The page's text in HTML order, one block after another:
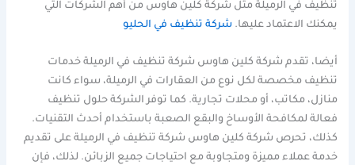
تنظيف في الرميلة مثل شركة كلين هاوس من أهم الشركات التي
يمكنك الاعتماد عليها.شركة تنظيف في الحليو
أيضا، تقدم شركة كلين هاوس شركة تنظيف في الرميلة خدمات
تنظيف مخصصة لكل نوع من العقارات في الرميلة، سواء كانت
منازل، مكاتب، أو محلات تجارية. كما توفر الشركة حلول تنظيف
فعالة لمكافحة الأوساخ والبقع الصعبة باستخدام أحدث التقنيات.
كذلك، تحرص شركة كلين هاوس شركة تنظيف في الرميلة على تقديم
خدمة عملاء مميزة ومتجاوبة مع احتياجات جميع الزبائن. لذلك، فإن